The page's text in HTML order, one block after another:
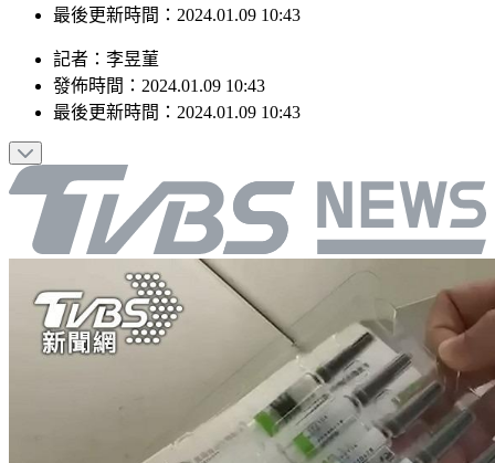
發佈時間：2024.01.09 10:43
記者：李昱菫
發佈時間：2024.01.09 10:43